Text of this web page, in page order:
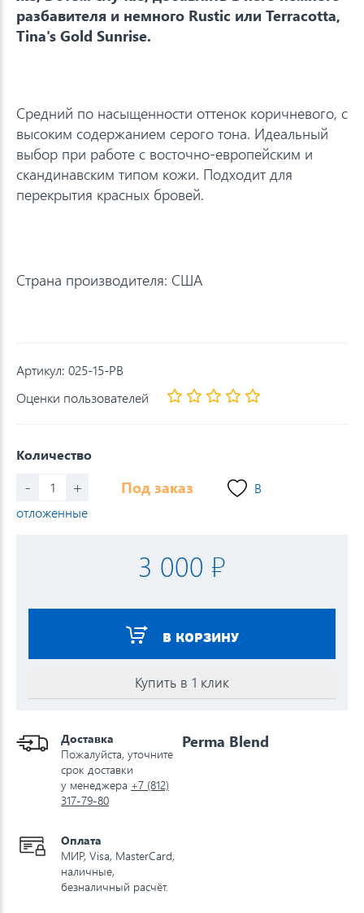
разбавителя и немного Rustic или Terracotta,
Tina's Gold Sunrise.
Средний по насыщенности оттенок коричневого, с
высоким содержанием серого тона. Идеальный
выбор при работе с восточно-европейским и
скандинавским типом кожи. Подходит для
перекрытия красных бровей.
Страна производителя: США
Артикул: 025-15-PB
Оценки пользователей
Количество
- + Под заказ
В
отложенные
3 000 ₽
В КОРЗИНУ
Купить в 1 клик
Доставка
Пожалуйста, уточните
срок доставки
у менеджера +7 (812)
317-79-80
Оплата
МИР, Visa, MasterCard,
наличные,
безналичный расчёт.
Perma Blend